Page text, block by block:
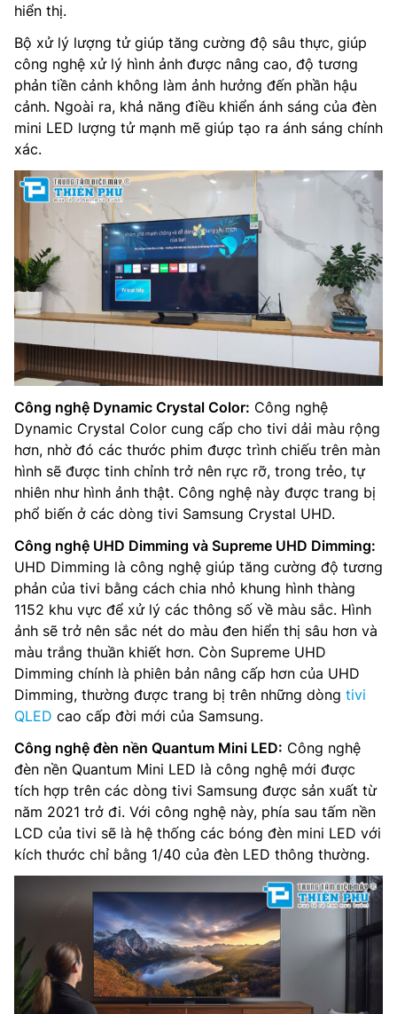
hiển thị.
Bộ xử lý lượng tử giúp tăng cường độ sâu thực, giúp
công nghệ xử lý hình ảnh được nâng cao, độ tương
phản tiền cảnh không làm ảnh hưởng đến phần hậu
cảnh. Ngoài ra, khả năng điều khiển ánh sáng của đèn
mini LED lượng tử mạnh mẽ giúp tạo ra ánh sáng chính
xác.
Công nghệ Dynamic Crystal Color: Công nghệ
Dynamic Crystal Color cung cấp cho tivi dải màu rộng
hơn, nhờ đó các thước phim được trình chiếu trên màn
hình sẽ được tinh chỉnh trở nên rực rỡ, trong trẻo, tự
nhiên như hình ảnh thật. Công nghệ này được trang bị
phổ biến ở các dòng tivi Samsung Crystal UHD.
Công nghệ UHD Dimming và Supreme UHD Dimming:
UHD Dimming là công nghệ giúp tăng cường độ tương
phản của tivi bằng cách chia nhỏ khung hình thàng
1152 khu vực để xử lý các thông số về màu sắc. Hình
ảnh sẽ trở nên sắc nét do màu đen hiển thị sâu hơn và
màu trắng thuần khiết hơn. Còn Supreme UHD
Dimming chính là phiên bản nâng cấp hơn của UHD
Dimming, thường được trang bị trên những dòng tivi
QLED cao cấp đời mới của Samsung.
Công nghệ đèn nền Quantum Mini LED: Công nghệ
đèn nền Quantum Mini LED là công nghệ mới được
tích hợp trên các dòng tivi Samsung được sản xuất từ
năm 2021 trở đi. Với công nghệ này, phía sau tấm nền
LCD của tivi sẽ là hệ thống các bóng đèn mini LED với
kích thước chỉ bằng 1/40 của đèn LED thông thường.